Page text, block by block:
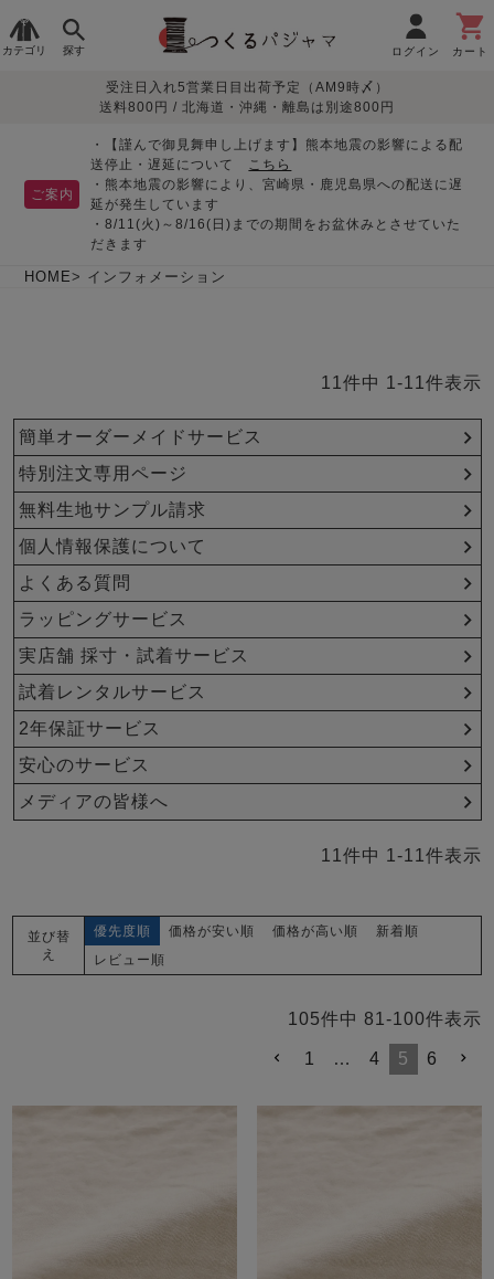
カテゴリ 探す ログイン カート
レディースパジャマ
春 夏
メンズパジャマ
生地で
さがす
オーガニック素材 ガーゼ
サッカー/ちぢみ 楊
柳
ニット/ストレッチ 起毛/フランネル
新着商品
- New Arrival -
目的別で
さがす
敏感肌用
パジャマ
入院・介護
胸が目立たない
パジャマ
そろえたい
体型別におすすめパジ
ャマ
年齢別におすすめパジ
インナーウェア
売れ筋ランキング
- Item Ranking -
新着商品
目的別でさがす一覧はこちら
デザインで
さがす
作務衣
羽織・バスロ
上着単品
ズボン単品
パジャマ
半袖 七分袖
上着単品
夏パジャマ特集 つくるパジャマとは
について
会社概要 お買い物ガイド
SDGsの取り組み
受注日入れ5営業日目出荷予定（AM9時〆）
送料800円 / 北海道・沖縄・離島は別途800円
ご案内
・【謹んで御見舞申し上げます】熊本地震の影響による配
送停止・遅延について こちら
・熊本地震の影響により、宮崎県・鹿児島県への配送に遅
延が発生しています
・8/11(火)～8/16(日)までの期間をお盆休みとさせていた
だきます
HOME インフォメーション
11 件中 1 -11 件表示
簡単オーダーメイドサービス
特別注文専用ページ
無料生地サンプル請求
個人情報保護について
よくある質問
ラッピングサービス
実店舗 採寸・試着サービス
試着レンタルサービス
2年保証サービス
安心のサービス
メディアの皆様へ
11 件中 1 -11 件表示
並び替
え
優先度順 価格が安い順 価格が高い順
新着順
レビュー順
105件中 81 -100件表示
1 … 4 5 6